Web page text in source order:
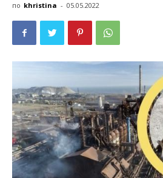
по khristina - 05.05.2022